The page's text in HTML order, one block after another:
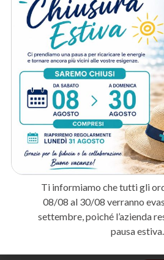
Facile sostituzione : Formato pratico
tra un paziente e l’altro.
Prodotto igienico: Conforme ai
ambito sanitario ed estetico.
A chi è destinato:
Studi medici e ambulatori : Per coprire
igiene tra un paziente e l’altro.
Centri estetici: Per proteggere i lettini
e le cerette.
Fisioterapisti : Per l’utilizzo sui lettini
sedute riabilitative.
Metodo di spedizione
Prodotti correlati
Ti informiamo che tutti gli
08/08 al 30/08 verranno
settembre, poiché l’azienda
pausa estiva.